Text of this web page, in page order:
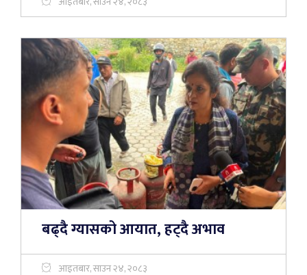
बढ्दै ग्यासको आयात, हट्दै अभाव
आइतबार, साउन २४, २०८३